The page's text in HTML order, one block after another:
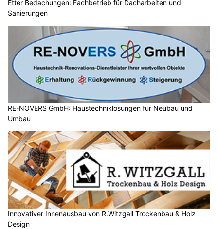
Etter Bedachungen: Fachbetrieb für Dacharbeiten und
Sanierungen
RE-NOVERS GmbH: Haustechniklösungen für Neubau und
Umbau
Innovativer Innenausbau von R.Witzgall Trockenbau & Holz
Design